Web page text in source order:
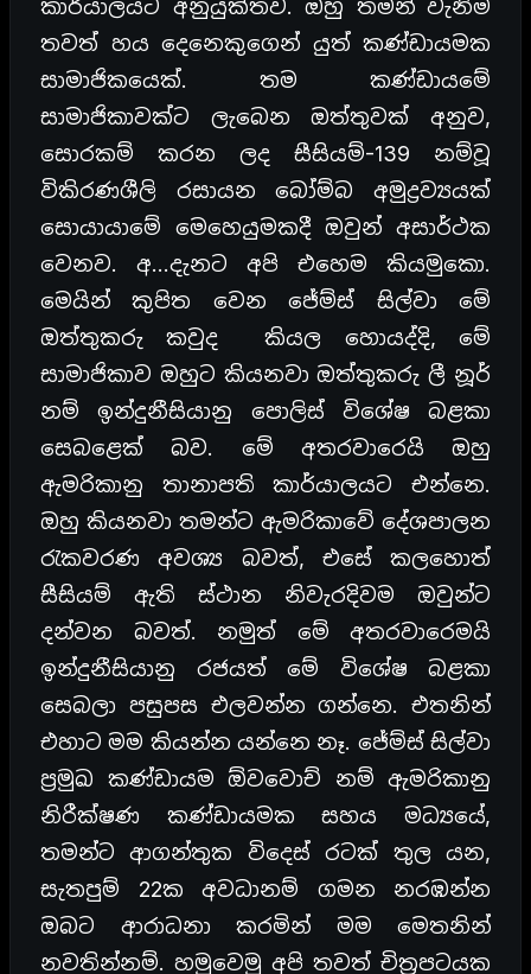
කාර්යාලයට අනුයුක්තව. ඔහු තමන් වැනිම
තවත් හය දෙනෙකුගෙන් යුත් කණ්ඩායමක
සාමාජිකයෙක්. තම කණ්ඩායමේ
සාමාජිකාවක්ට ලැබෙන ඔත්තුවක් අනුව,
සොරකම් කරන ලද සීසියම්-139 නම්වූ
විකිරණශීලි රසායන බෝම්බ අමුද්‍රව්‍යයක්
සොයායාමේ මෙහෙයුමකදී ඔවුන් අසාර්ථක
වෙනව. අ…දැනට අපි එහෙම කියමුකො.
මෙයින් කුපිත වෙන ජේම්ස් සිල්වා මේ
ඔත්තුකරු කවුද කියල හොයද්දි, මේ
සාමාජිකාව ඔහුට කියනවා ඔත්තුකරු ලී නූර්
නම් ඉන්දුනීසියානු පොලිස් විශේෂ බළකා
සෙබළෙක් බව. මේ අතරවාරෙයි ඔහු
ඇමරිකානු තානාපති කාර්යාලයට එන්නෙ.
ඔහු කියනවා තමන්ට ඇමරිකාවේ දේශපාලන
රැකවරණ අවශ්‍ය බවත්, එසේ කලහොත්
සීසියම් ඇති ස්ථාන නිවැරදිවම ඔවුන්ට
දන්වන බවත්. නමුත් මේ අතරවාරෙමයි
ඉන්දුනීසියානු රජයත් මේ විශේෂ බළකා
සෙබලා පසුපස එලවන්න ගන්නෙ. එතනින්
එහාට මම කියන්න යන්නෙ නෑ. ජේම්ස් සිල්වා
ප්‍රමුඛ කණ්ඩායම ඕවවොච් නම් ඇමරිකානු
නිරීක්ෂණ කණ්ඩායමක සහය මධ්‍යයේ,
තමන්ට ආගන්තුක විදෙස් රටක් තුල යන,
සැතපුම් 22ක අවධානම් ගමන නරඹන්න
ඔබට ආරාධනා කරමින් මම මෙතනින්
නවතින්නම්. හමුවෙමු අපි තවත් චිත්‍රපටයක